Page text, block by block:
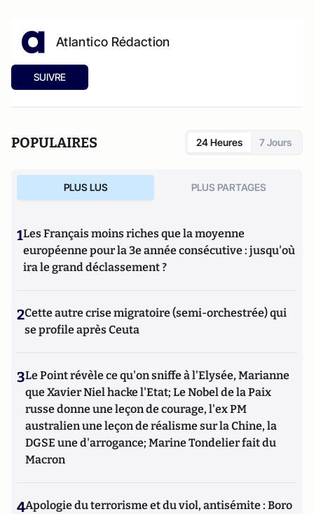
Atlantico Rédaction
SUIVRE
POPULAIRES 24 Heures 7 Jours
PLUS LUS PLUS PARTAGES
1Les Français moins riches que la moyenne
européenne pour la 3e année consécutive : jusqu'où
ira le grand déclassement ?
2Cette autre crise migratoire (semi-orchestrée) qui
se profile après Ceuta
3Le Point révèle ce qu'on sniffe à l'Elysée, Marianne
que Xavier Niel hacke l'Etat; Le Nobel de la Paix
russe donne une leçon de courage, l'ex PM
australien une leçon de réalisme sur la Chine, la
DGSE une d'arrogance; Marine Tondelier fait du
Macron
4Apologie du terrorisme et du viol, antisémite : Boro